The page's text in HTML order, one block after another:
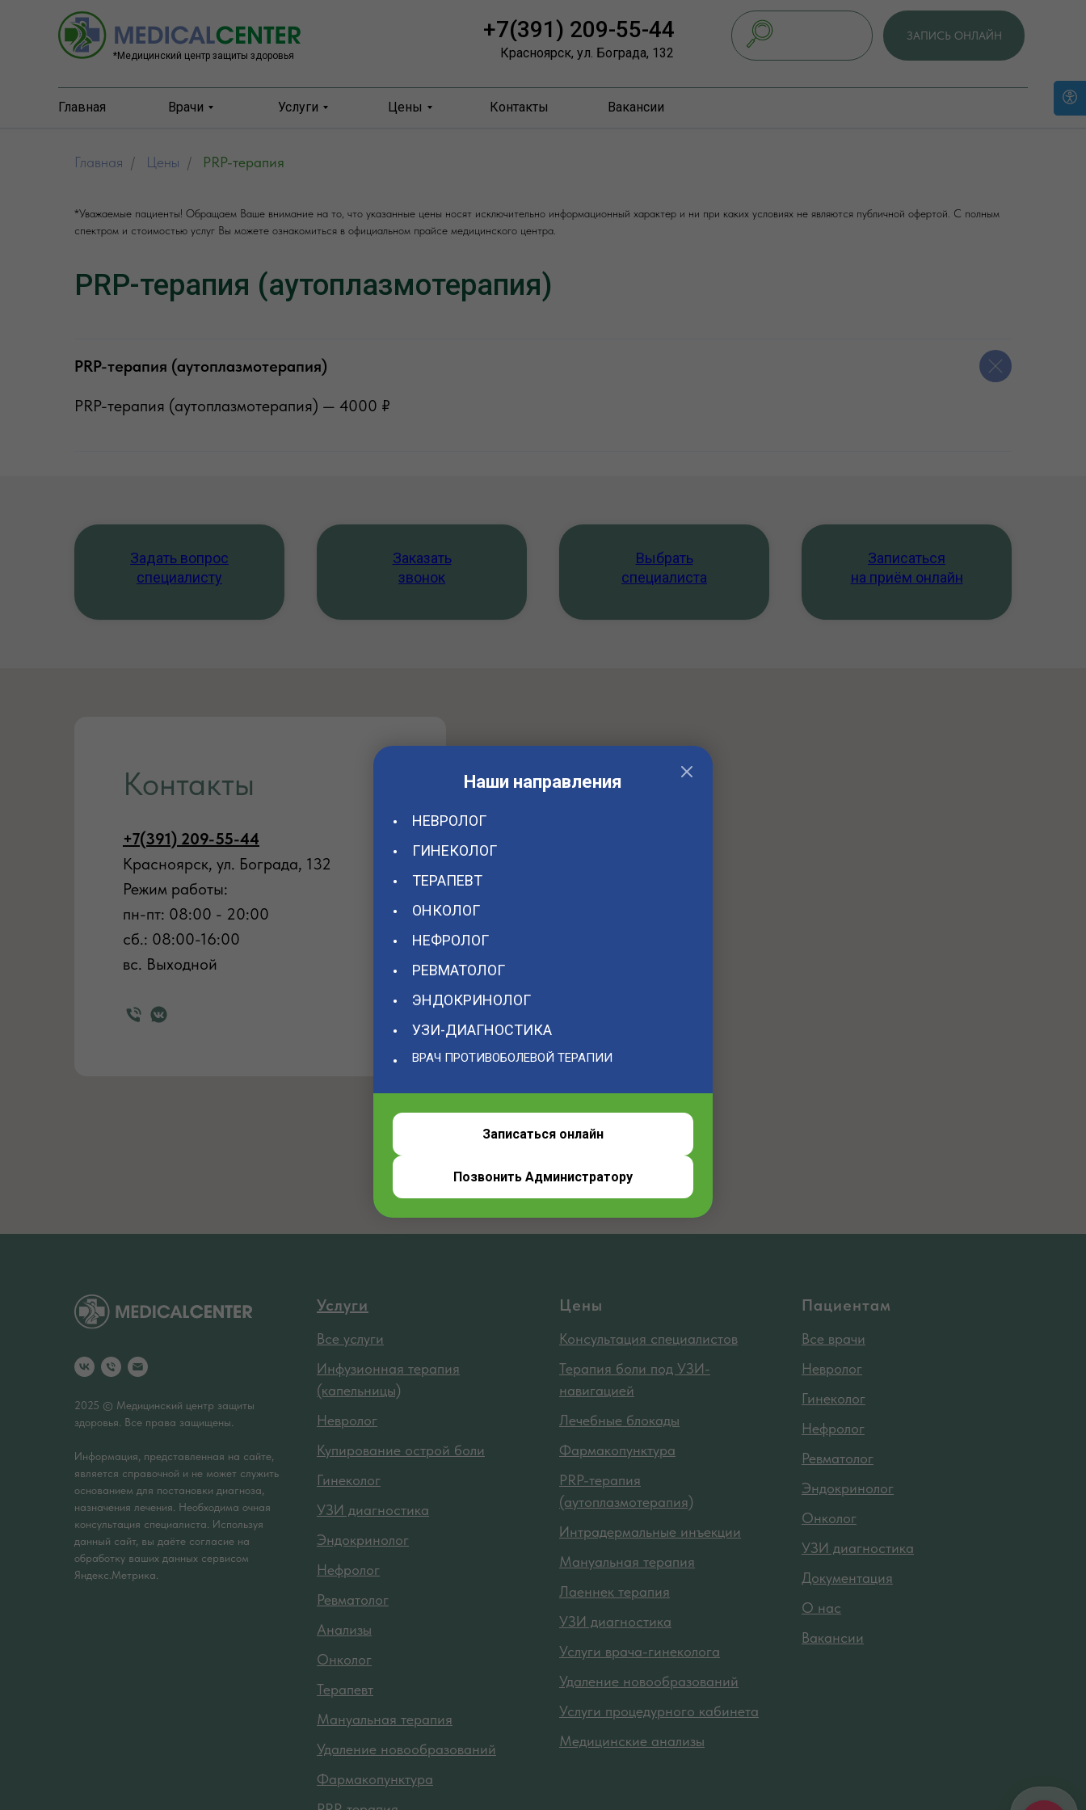
*Медицинский центр защиты здоровья
О центре
Главная Вакансии
Контакты
Цены
Услуги
Врачи
ЗАПИСЬ ОНЛАЙН
Пн-пт: 08.00 - 20.00, Сб.:
Красноярск, Бограда, 132
Красноярск, ул. Бограда, 132
+7(391) 209-55-44
О центре
Главная Вакансии
Контакты
Цены
Услуги
Врачи
ЗАПИСЬ ОНЛАЙН
Красноярск, Бограда, 132
+7(391) 209-55-44
Главная / Цены / PRP-терапия
*Уважаемые пациенты! Обращаем Ваше внимание на то, что указанные цены носят исключительно информационный характер и ни при каких условиях не являются публичной офертой. С полным
спектром и стоимостью услуг Вы можете ознакомиться в официальном прайсе медицинского центра.
PRP-терапия (аутоплазмотерапия)
PRP-терапия (аутоплазмотерапия)
PRP-терапия (аутоплазмотерапия) — 4000 ₽
Задать вопрос
специалисту
Заказать
звонок
Выбрать
специалиста
Записаться
на приём онлайн
Контакты
+7(391) 209-55-44
Красноярск, ул. Бограда, 132
Режим работы:
пн-пт: 08:00 - 20:00
сб.: 08:00-16:00
вс. Выходной
2025 © Медицинский центр защиты
здоровья. Все права защищены.
Информация, представленная на сайте,
является справочной и не может служить
основанием для постановки диагноза,
назначения лечения. Необходима очная
консультация специалиста. Используя
данный сайт, вы даёте согласие на
обработку ваших данных сервисом
Яндекс.Метрика.
Услуги
Все услуги
Инфузионная терапия
(капельницы)
Невролог
Купирование острой боли
Гинеколог
УЗИ диагностика
Эндокринолог
Нефролог
Ревматолог
Анализы
Онколог
Терапевт
Мануальная терапия
Удаление новообразований
Фармакопунктура
Цены
Консультация специалистов
Терапия боли под УЗИ-
навигацией
Лечебные блокады
Фармакопунктура
PRP-терапия
(аутоплазмотерапия)
Интрадермальные инъекции
Мануальная терапия
Лаеннек терапия
УЗИ диагностика
Услуги врача-гинеколога
Удаление новообразований
Услуги процедурного кабинета
Медицинские анализы
Пациентам
Все врачи
Невролог
Гинеколог
Нефролог
Ревматолог
Эндокринолог
Онколог
УЗИ диагностика
Документация
О нас
Вакансии
Наши направления
НЕВРОЛОГ
ГИНЕКОЛОГ
ТЕРАПЕВТ
ОНКОЛОГ
НЕФРОЛОГ
РЕВМАТОЛОГ
ЭНДОКРИНОЛОГ
УЗИ-ДИАГНОСТИКА
ВРАЧ ПРОТИВОБОЛЕВОЙ ТЕРАПИИ
Записаться онлайн
Позвонить Администратору